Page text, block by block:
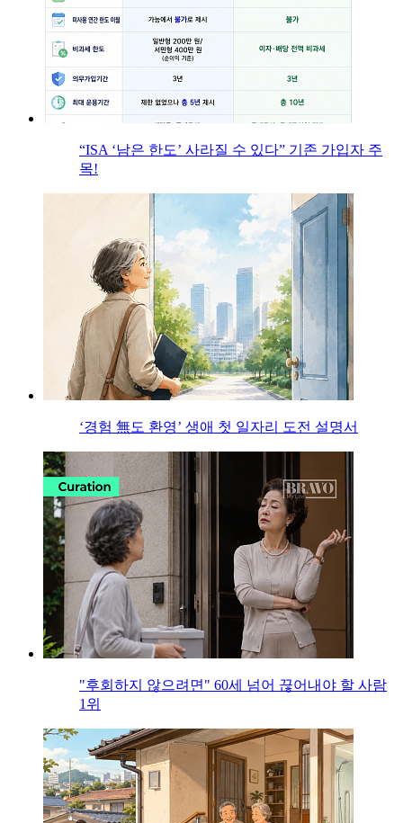
“ISA ‘남은 한도’ 사라질 수 있다” 기존 가입자 주
목!
‘경험 無도 환영’ 생애 첫 일자리 도전 설명서
"후회하지 않으려면" 60세 넘어 끊어내야 할 사람
1위